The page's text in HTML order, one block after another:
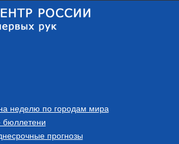
неделю по городам мира
бюллетени
прогнозы